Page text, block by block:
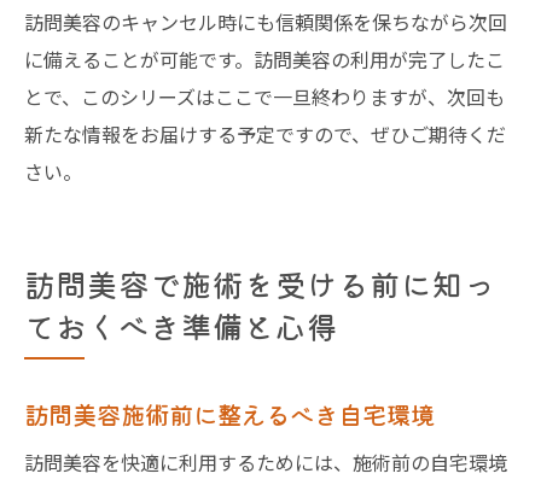
訪問美容のキャンセル時にも信頼関係を保ちながら次回
に備えることが可能です。訪問美容の利用が完了したこ
とで、このシリーズはここで一旦終わりますが、次回も
新たな情報をお届けする予定ですので、ぜひご期待くだ
さい。
訪問美容で施術を受ける前に知っ
ておくべき準備と心得
訪問美容施術前に整えるべき自宅環境
訪問美容を快適に利用するためには、施術前の自宅環境